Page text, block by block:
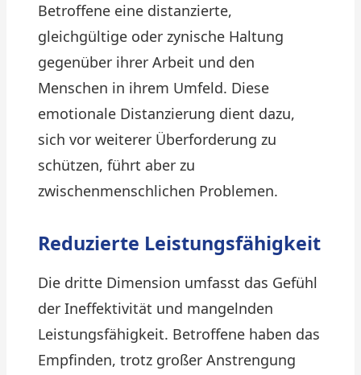
Betroffene eine distanzierte,
gleichgültige oder zynische Haltung
gegenüber ihrer Arbeit und den
Menschen in ihrem Umfeld. Diese
emotionale Distanzierung dient dazu,
sich vor weiterer Überforderung zu
schützen, führt aber zu
zwischenmenschlichen Problemen.
Reduzierte Leistungsfähigkeit
Die dritte Dimension umfasst das Gefühl
der Ineffektivität und mangelnden
Leistungsfähigkeit. Betroffene haben das
Empfinden, trotz großer Anstrengung